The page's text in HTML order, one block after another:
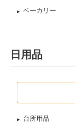
ベーカリー
日用品
台所用品